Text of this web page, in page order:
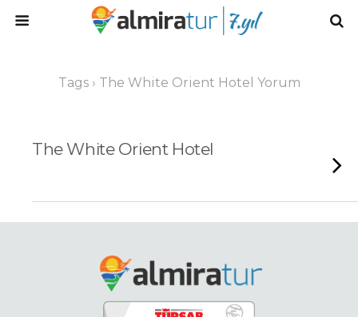
Tags › The White Orient Hotel Yorum
The White Orient Hotel